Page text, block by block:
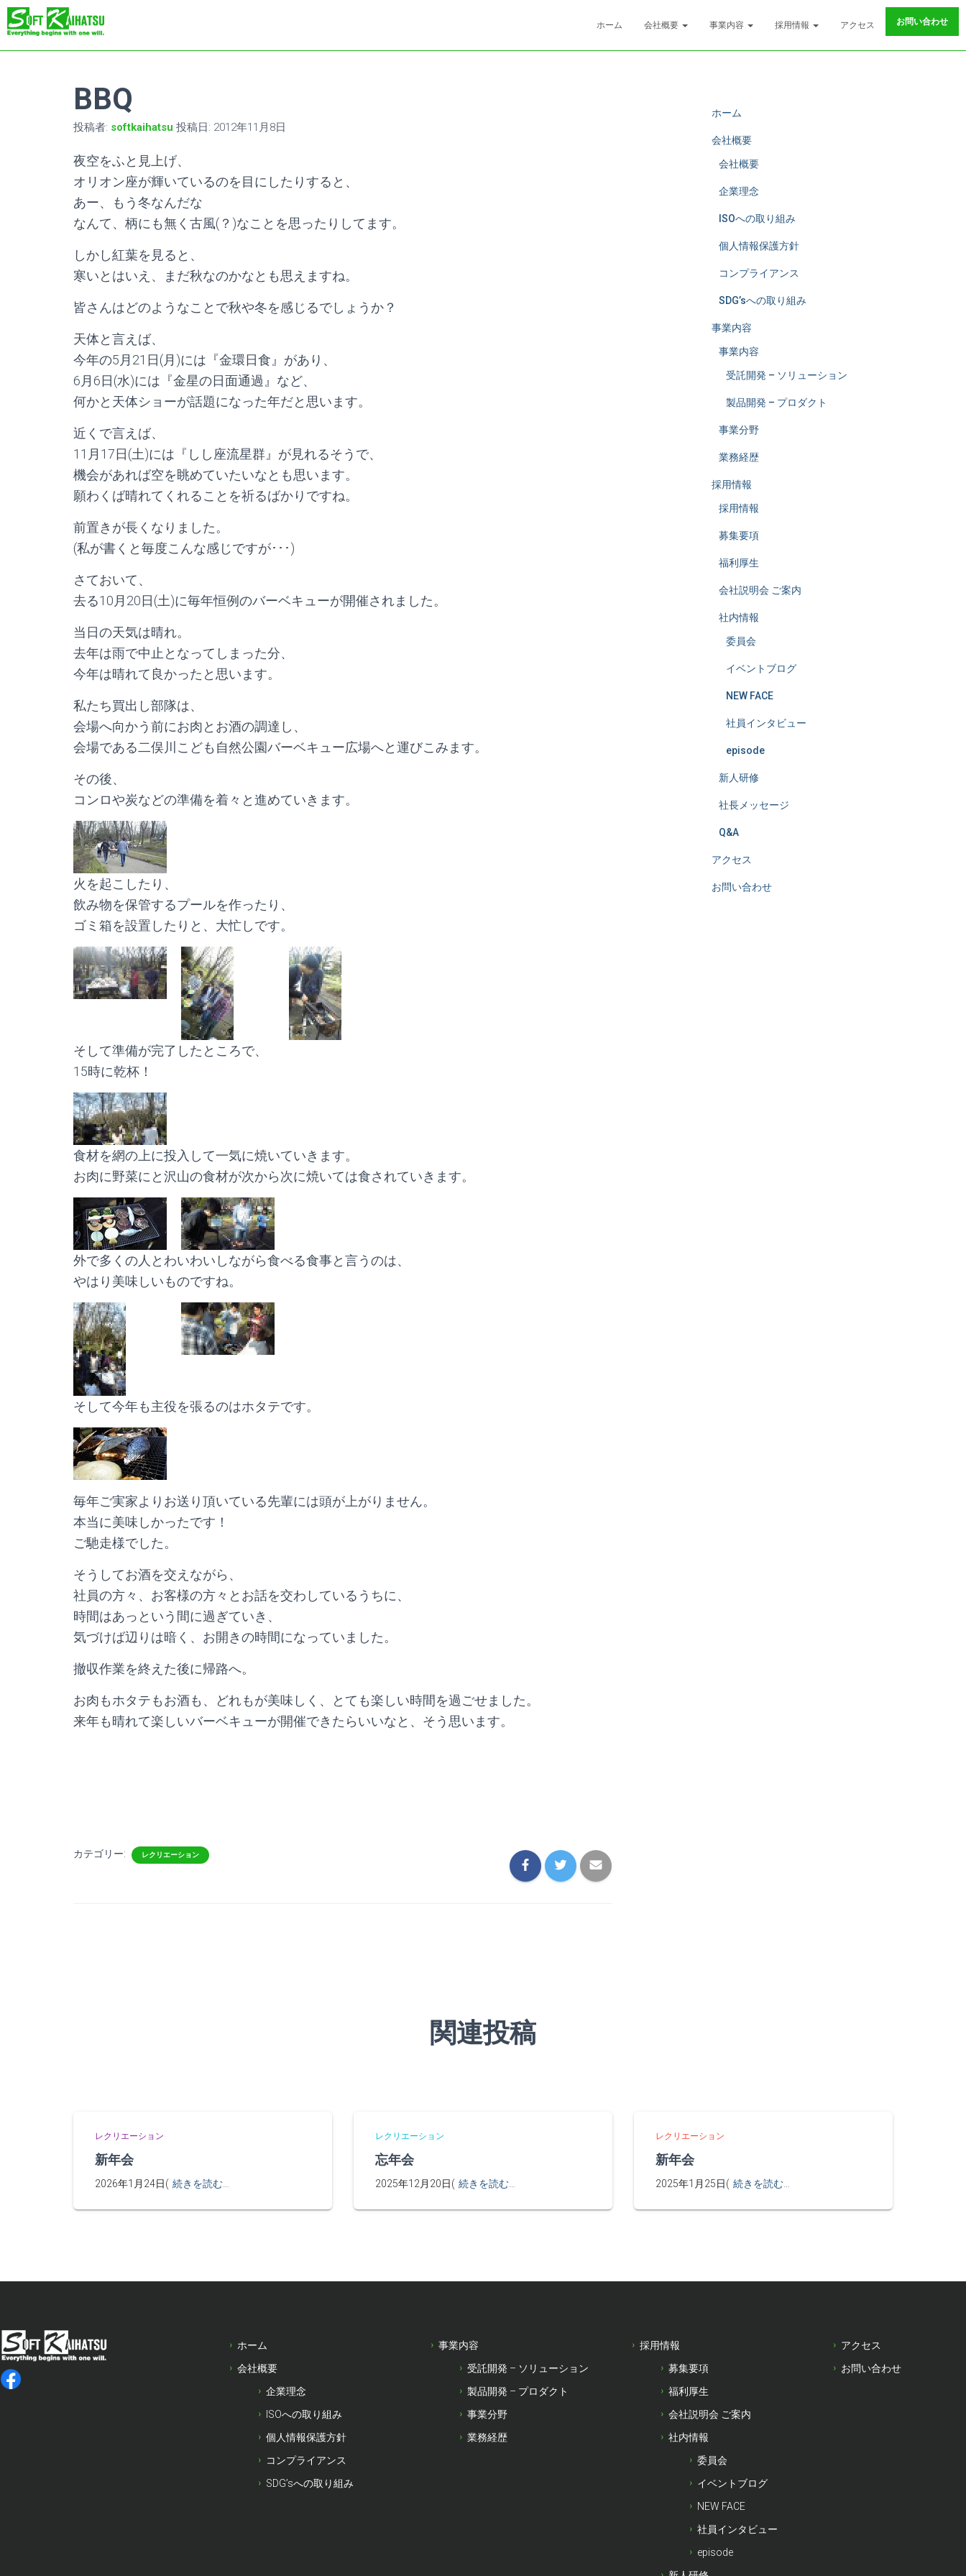
ホーム 会社概要 事業内容 採用情報 アクセス お問い合わせ
BBQ
投稿者: softkaihatsu 投稿日: 2012年11月8日
夜空をふと見上げ、
オリオン座が輝いているのを目にしたりすると、
あー、もう冬なんだな
なんて、柄にも無く古風(？)なことを思ったりしてます。
しかし紅葉を見ると、
寒いとはいえ、まだ秋なのかなとも思えますね。
皆さんはどのようなことで秋や冬を感じるでしょうか？
天体と言えば、
今年の5月21日(月)には『金環日食』があり、
6月6日(水)には『金星の日面通過』など、
何かと天体ショーが話題になった年だと思います。
近くで言えば、
11月17日(土)には『しし座流星群』が見れるそうで、
機会があれば空を眺めていたいなとも思います。
願わくば晴れてくれることを祈るばかりですね。
前置きが長くなりました。
(私が書くと毎度こんな感じですが･･･)
さておいて、
去る10月20日(土)に毎年恒例のバーベキューが開催されました。
当日の天気は晴れ。
去年は雨で中止となってしまった分、
今年は晴れて良かったと思います。
私たち買出し部隊は、
会場へ向かう前にお肉とお酒の調達し、
会場である二俣川こども自然公園バーベキュー広場へと運びこみます。
その後、
コンロや炭などの準備を着々と進めていきます。
火を起こしたり、
飲み物を保管するプールを作ったり、
ゴミ箱を設置したりと、大忙しです。
そして準備が完了したところで、
15時に乾杯！
食材を網の上に投入して一気に焼いていきます。
お肉に野菜にと沢山の食材が次から次に焼いては食されていきます。
外で多くの人とわいわいしながら食べる食事と言うのは、
やはり美味しいものですね。
そして今年も主役を張るのはホタテです。
毎年ご実家よりお送り頂いている先輩には頭が上がりません。
本当に美味しかったです！
ご馳走様でした。
そうしてお酒を交えながら、
社員の方々、お客様の方々とお話を交わしているうちに、
時間はあっという間に過ぎていき、
気づけば辺りは暗く、お開きの時間になっていました。
撤収作業を終えた後に帰路へ。
お肉もホタテもお酒も、どれもが美味しく、とても楽しい時間を過ごせました。
来年も晴れて楽しいバーベキューが開催できたらいいなと、そう思います。
カテゴリー: レクリエーション
ホーム
会社概要
会社概要
企業理念
ISOへの取り組み
個人情報保護方針
コンプライアンス
SDG’sへの取り組み
事業内容
事業内容
受託開発 – ソリューション
製品開発 – プロダクト
事業分野
業務経歴
採用情報
採用情報
募集要項
福利厚生
会社説明会 ご案内
社内情報
委員会
イベントブログ
NEW FACE
社員インタビュー
episode
新人研修
社長メッセージ
Q&A
アクセス
お問い合わせ
関連投稿
レクリエーション
新年会
2026年1月24日( 続きを読む…
レクリエーション
忘年会
2025年12月20日( 続きを読む…
レクリエーション
新年会
2025年1月25日( 続きを読む…
ホーム
会社概要
企業理念
ISOへの取り組み
個人情報保護方針
コンプライアンス
SDG’sへの取り組み
事業内容
受託開発 – ソリューション
製品開発 – プロダクト
事業分野
業務経歴
採用情報
募集要項
福利厚生
会社説明会 ご案内
社内情報
委員会
イベントブログ
NEW FACE
社員インタビュー
episode
アクセス
お問い合わせ